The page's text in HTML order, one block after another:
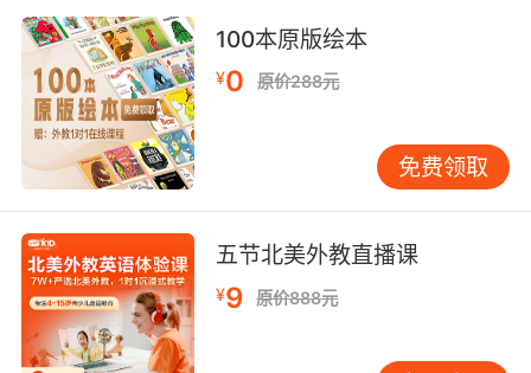
fixed-fixed bridge [医]固定-固定桥;
fixed distributor [医] 固定[式]分布器;
fixed catalyst 固定催化剂;
fixed bearing 固定支座;
fixed scene 规定情景;
fixed ash 内在灰分;
fixed control 定位操纵;
fixed bolt 固定螺栓;
fixed coupler 固定耦合器;
fixed gas 固定气体（在常压和常温下不冷凝的气
体）;不凝气;
100本原版绘本
¥0 原价288元
免费领取
五节北美外教直播课
¥9 原价888元